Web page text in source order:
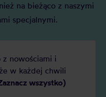
na bieżąco z naszymi
specjalnymi.
z nowościami i
w każdej chwili
wszystko)